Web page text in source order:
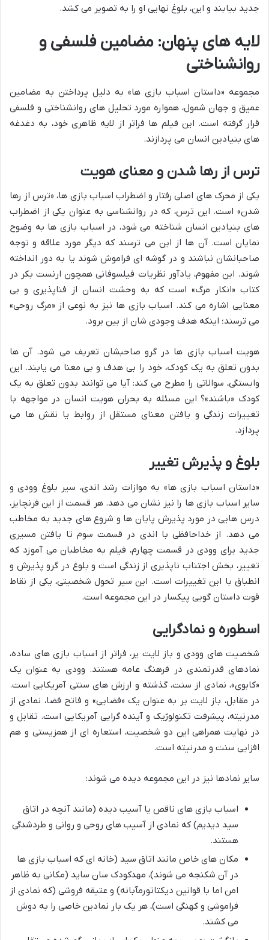
جدید بیابند و این، بلوغ نهایی او را به تصویر می کشد.
لایه های پنهان: مضامین فلسفی و
روانشناختی
مجموعه «داستان اسباب بازی ها» به دلیل پرداختن به مضامین
عمیق و جهان شمول، همواره مورد تحلیل های روانشناختی و فلسفی
قرار گرفته است. این فیلم ها فراتر از لایه ظاهری خود، به دغدغه
های بنیادین انسان می پردازند.
ترس از رها شدن و معنای هویت
یکی از محرک های اصلی رفتار و اضطراب اسباب بازی ها، «ترس از رها
شدن» است. این ترس، که در روانشناسی به عنوان یکی از اضطراب
های بنیادین انسان شناخته می شود، در اسباب بازی ها به وضوح
نمایان است. آن ها از این می ترسند که دیگر مورد علاقه و توجه
صاحبانشان نباشند و در گوشه ای فراموش شوند یا به دور انداخته
شوند. این مفهوم، یادآور نظریات فیلسوفانی همچون ارنست بکر در
کتاب «انکار مرگ» است که به وحشت انسان از فناپذیری و بی
معنایی اشاره می کند. اسباب بازی ها نیز به نوعی از «مرگ روحی»
می ترسند؛ اینکه هدف وجودی شان از بین برود.
هویت اسباب بازی ها در گرو صاحبشان تعریف می شود. آن ها
بدون تعلق به یک کودک، خود را بی هدف و بی معنا می یابند. این
وابستگی، سوالاتی را مطرح می کند: آیا می توانند بدون تعلق به یک
کودک «باشند»؟ این مسئله به بحران هویت انسان در مواجهه با
تغییرات زندگی و یافتن معنای مستقل از روابط یا نقش ها می
پردازد.
بلوغ و پذیرش تغییر
«داستان اسباب بازی ها» به موازات رشد اندی، سیر بلوغ وودی و
سایر اسباب بازی ها را نیز نشان می دهد. هر قسمت از این فرنچایز،
درس هایی در مورد پذیرش پایان ها و شروع های جدید به مخاطب
می دهد. از خداحافظی با اندی در قسمت سوم تا یافتن مسیری
جدید برای وودی در قسمت چهارم، فیلم به مخاطبان می آموزد که
تغییر، بخش اجتناب ناپذیری از زندگی است و بلوغ در گرو پذیرش و
انطباق با این تغییرات است. این سیر تحول شخصیتی، یکی از نقاط
قوت داستان گویی پیکسار در این مجموعه است.
اسطوره و نمادگرایی
شخصیت های وودی و باز لایت یر، فراتر از اسباب بازی های ساده،
نمادهای قدرتمندی در فرهنگ عامه هستند. وودی به عنوان یک
«کابوی»، نمادی از سنت، گذشته و ارزش های سنتی آمریکایی است.
در مقابل، باز لایت یر به عنوان یک «فضایی» و فاتح فضا، نمادی از
مدرنیته، پیشرفت تکنولوژیک و آینده گرایی آمریکایی است. تقابل و
در نهایت همراهی این دو شخصیت، استعاره ای از همزیستی و هم
افزایی سنت و مدرنیته است.
سایر نمادها نیز در این مجموعه دیده می شوند:
اسباب بازی های ناقص یا آسیب دیده (مانند آنچه در اتاق
سید دیدیم) که نمادی از آسیب های روحی و روانی و طردشدگی
هستند.
مکان های خاص مانند اتاق سید (خانه ای که اسباب بازی ها
در آن شکنجه می شوند)، مهدکودک سان ساید (مکانی به ظاهر
امن اما با قوانین دیکتاتورمآبانه) و عتیقه فروشی (که نمادی از
فراموشی و کهنگی است)، هر یک بار نمادین خاصی را به دوش
می کشند.